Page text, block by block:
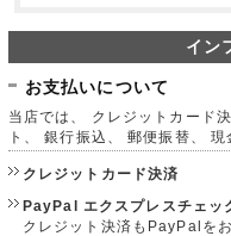
イン
お支払いについて
当店では、 クレジットカード
ト、 銀行振込、 郵便振替、
クレジットカード決済
PayPal エクスプレスチェッ
クレジット決済もPayPalを